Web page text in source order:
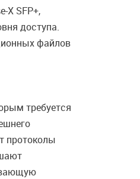
X SFP+,
доступа.
файлов
требуется
протоколы